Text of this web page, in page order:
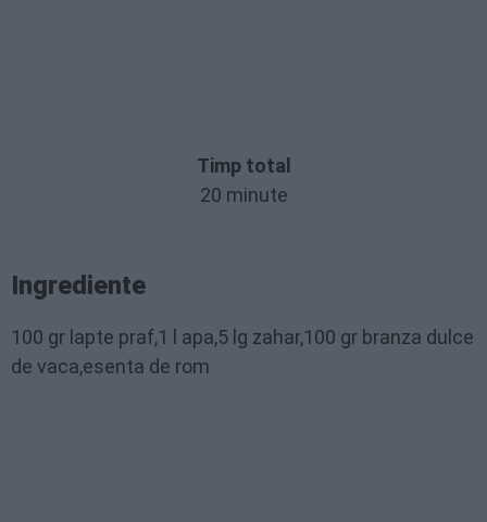
Timp total
20 minute
Ingrediente
100 gr lapte praf,1 l apa,5 lg zahar,100 gr branza dulce
de vaca,esenta de rom